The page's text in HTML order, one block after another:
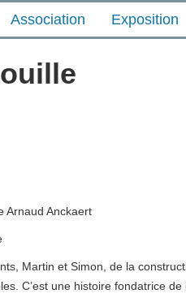
Association Exposition
Arnaud Anckaert
Martin et Simon, de la
C’est une histoire fondatrice